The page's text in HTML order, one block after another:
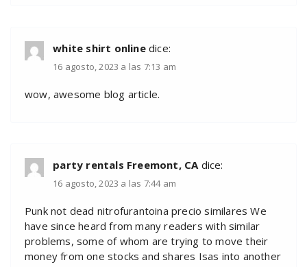
white shirt online dice:
16 agosto, 2023 a las 7:13 am
wow, awesome blog article.
party rentals Freemont, CA dice:
16 agosto, 2023 a las 7:44 am
Punk not dead nitrofurantoina precio similares We
have since heard from many readers with similar
problems, some of whom are trying to move their
money from one stocks and shares Isas into another